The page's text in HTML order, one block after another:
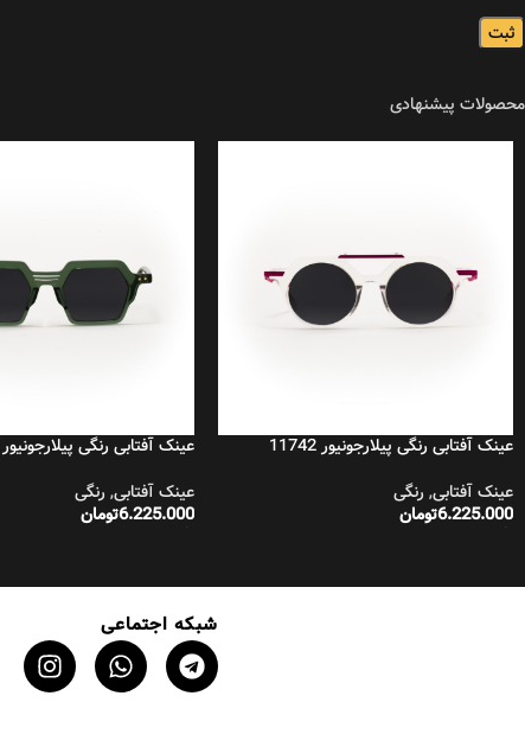
محصولات پیشنهادی
عینک آفتابی رنگی پیلارجونیور 11742
عینک آفتابی, رنگی
6.225.000تومان
عینک آفتابی رنگی پیلارجونیور 11783
عینک آفتابی, رنگی
6.225.000تومان
شبکه اجتماعی